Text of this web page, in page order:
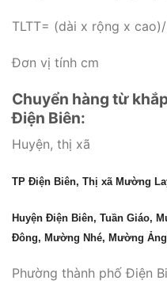
TLTT= (dài x rộng x
Đơn vị tính cm
Chuyển hàng từ
Điện Biên:
Huyện, thị xã
TP Điện Biên, Thị xã Mường
Huyện Điện Biên, Tuần Giáo,
Đông, Mường Nhé, Mường
Phường thành phố Điện